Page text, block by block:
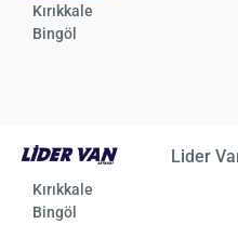
Kırıkkale
Bingöl
Lider
Kırıkkale
Bingöl